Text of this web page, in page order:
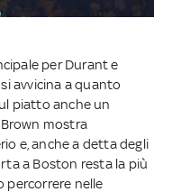
per Durant e
avvicina a quanto
piatto anche un
mostra
e, anche a detta degli
a Boston resta la più
percorrere nelle